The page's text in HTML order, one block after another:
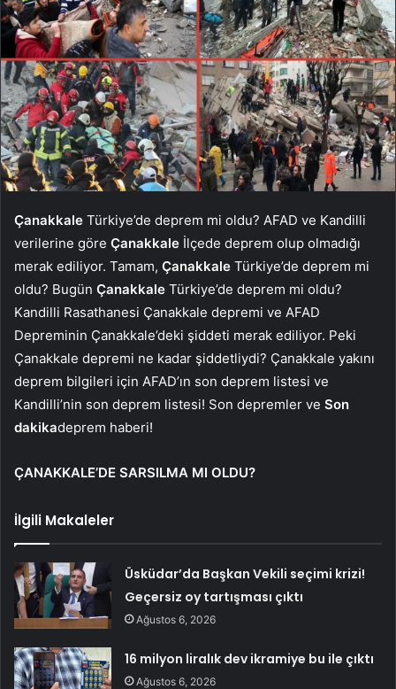
Çanakkale Türkiye’de deprem mi oldu? AFAD ve Kandilli
verilerine göre Çanakkale İlçede deprem olup olmadığı
merak ediliyor. Tamam, Çanakkale Türkiye’de deprem mi
oldu? Bugün Çanakkale Türkiye’de deprem mi oldu?
Kandilli Rasathanesi Çanakkale depremi ve AFAD
Depreminin Çanakkale’deki şiddeti merak ediliyor. Peki
Çanakkale depremi ne kadar şiddetliydi? Çanakkale yakını
deprem bilgileri için AFAD’ın son deprem listesi ve
Kandilli’nin son deprem listesi! Son depremler ve Son
dakikadeprem haberi!
ÇANAKKALE’DE SARSILMA MI OLDU?
İlgili Makaleler
Üsküdar’da Başkan Vekili seçimi krizi!
Geçersiz oy tartışması çıktı
Ağustos 6, 2026
16 milyon liralık dev ikramiye bu ile çıktı
Ağustos 6, 2026